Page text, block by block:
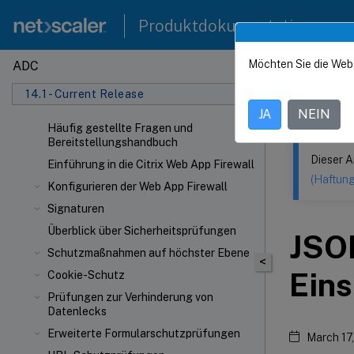
Produktdokumentation
ADC
14.1 - Current Release
Häufig gestellte Fragen und
Bereitstellungshandbuch
Einführung in die Citrix Web App Firewall
Konfigurieren der Web App Firewall
Signaturen
Überblick über Sicherheitsprüfungen
Schutzmaßnahmen auf höchster Ebene
Cookie-Schutz
Prüfungen zur Verhinderung von
Datenlecks
Erweiterte Formularschutzprüfungen
Dieser Inhalt
<
Dieser
March
Möchten Sie die
JA NEIN